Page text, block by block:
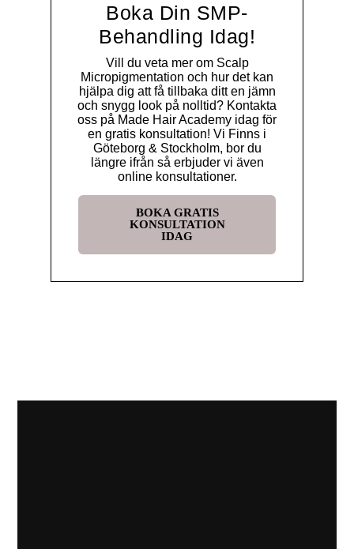
Boka Din SMP-
Behandling Idag!
Vill du veta mer om Scalp
Micropigmentation och hur det kan
hjälpa dig att få tillbaka ditt en jämn
och snygg look på nolltid? Kontakta
oss på Made Hair Academy idag för
en gratis konsultation! Vi Finns i
Göteborg & Stockholm, bor du
längre ifrån så erbjuder vi även
online konsultationer.
BOKA GRATIS
KONSULTATION
IDAG